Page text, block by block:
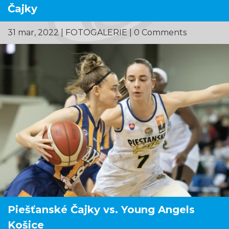
Čajky
31 mar, 2022 FOTOGALERIE | 0 Comments
Piešťanské Čajky vs. Young Angels
Košice